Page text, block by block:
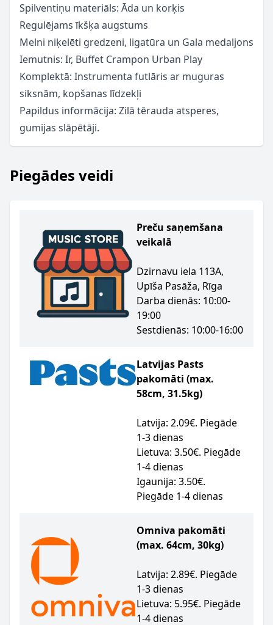
Spilventiņu materiāls: Āda un korķis
Regulējams īkšķa augstums
Melni niķelēti gredzeni, ligatūra un Gala medaljons
Iemutnis: Ir, Buffet Crampon Urban Play
Komplektā: Instrumenta futlāris ar muguras
siksnām, kopšanas līdzekļi
Papildus informācija: Zilā tērauda atsperes,
gumijas slāpētāji.
Piegādes veidi
Preču saņemšana
veikalā
Dzirnavu iela 113A,
Upīša Pasāža, Rīga
Darba dienās: 10:00-
19:00
Sestdienās: 10:00-16:00
Latvijas Pasts
pakomāti (max.
58cm, 31.5kg)
Latvija: 2.09€. Piegāde
1-3 dienas
Lietuva: 3.50€. Piegāde
1-4 dienas
Igaunija: 3.50€.
Piegāde 1-4 dienas
Omniva pakomāti
(max. 64cm, 30kg)
Latvija: 2.89€. Piegāde
1-3 dienas
Lietuva: 5.95€. Piegāde
1-4 dienas